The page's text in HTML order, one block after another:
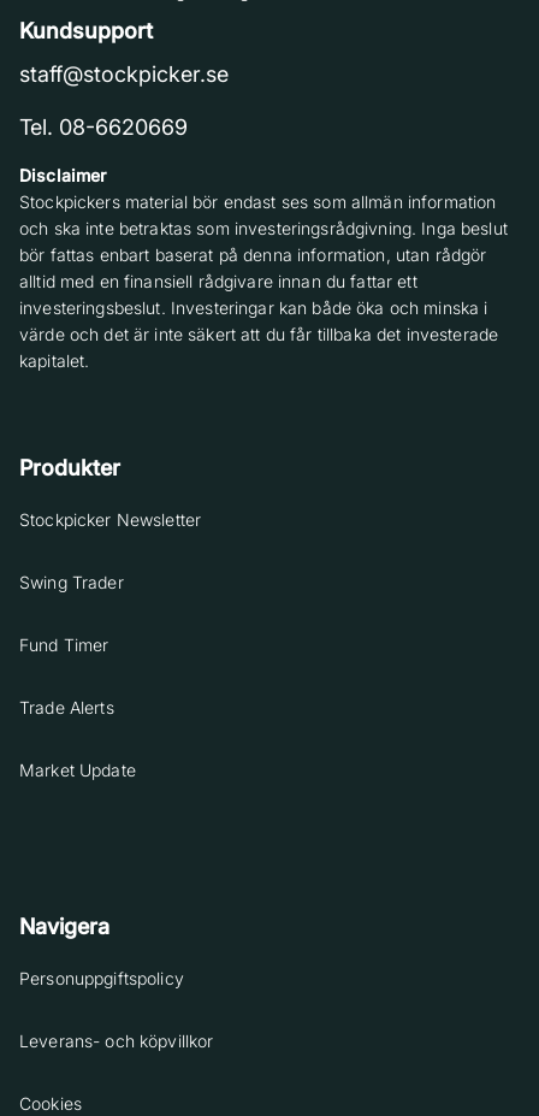
Kundsupport
staff@stockpicker.se
Tel. 08-6620669
Disclaimer
Stockpickers material bör endast ses som allmän information
och ska inte betraktas som investeringsrådgivning. Inga beslut
bör fattas enbart baserat på denna information, utan rådgör
alltid med en finansiell rådgivare innan du fattar ett
investeringsbeslut. Investeringar kan både öka och minska i
värde och det är inte säkert att du får tillbaka det investerade
kapitalet.
Produkter
Stockpicker Newsletter
Swing Trader
Fund Timer
Trade Alerts
Market Update
Navigera
Personuppgiftspolicy
Leverans- och köpvillkor
Cookies